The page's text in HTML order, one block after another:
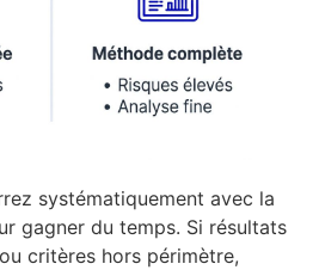
systématiquement avec la
gagner du temps. Si résultats
critères hors périmètre,